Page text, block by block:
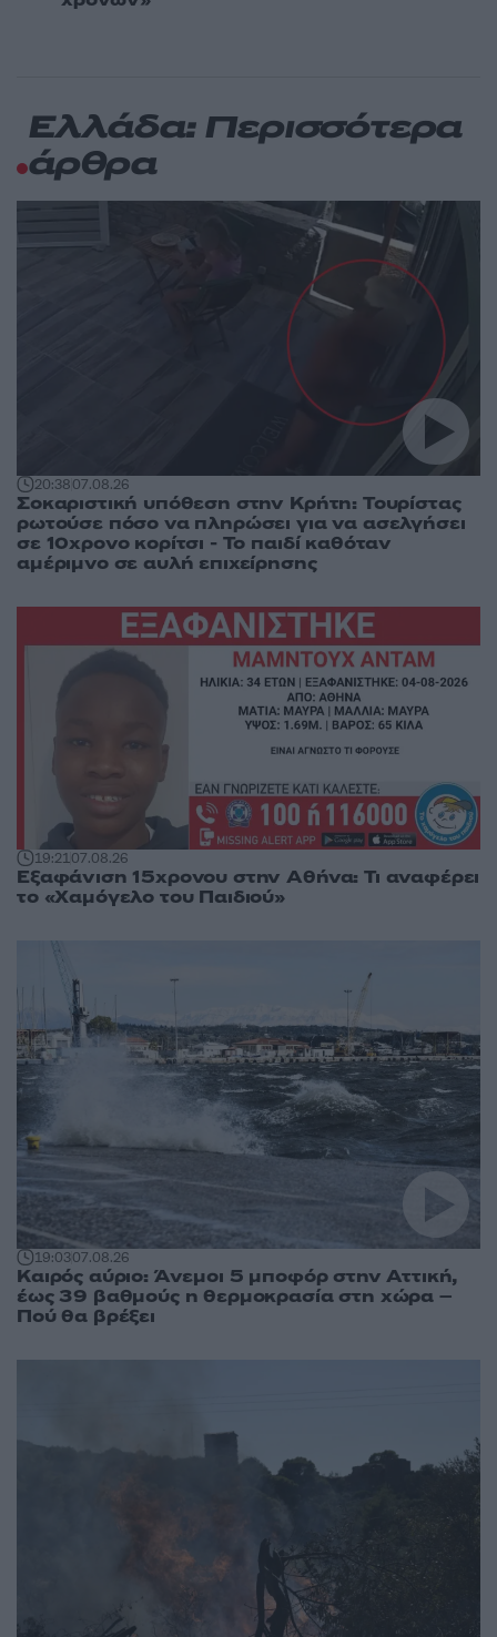
Ελλάδα: Περισσότερα
άρθρα
20:3807.08.26
Σοκαριστική υπόθεση στην Κρήτη: Τουρίστας
ρωτούσε πόσο να πληρώσει για να ασελγήσει
σε 10χρονο κορίτσι - Το παιδί καθόταν
αμέριμνο σε αυλή επιχείρησης
19:2107.08.26
Εξαφάνιση 15χρονου στην Αθήνα: Τι αναφέρει
το «Χαμόγελο του Παιδιού»
19:0307.08.26
Καιρός αύριο: Άνεμοι 5 μποφόρ στην Αττική,
έως 39 βαθμούς η θερμοκρασία στη χώρα –
Πού θα βρέξει